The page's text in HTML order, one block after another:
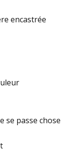
encastrée
se passe chose